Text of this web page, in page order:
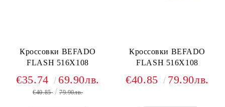
Кроссовки BEFADO
FLASH 516X108
€35.74 69.90лв.
€40.85 79.90лв.
Кроссовки BEFADO
FLASH 516X108
€40.85 79.90лв.